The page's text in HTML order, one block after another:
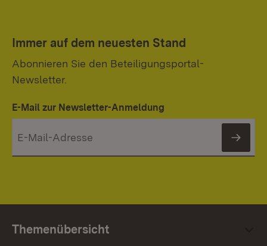
Immer auf dem neuesten Stand
Abonnieren Sie den Beteiligungsportal-
Newsletter.
E-Mail zur Newsletter-Anmeldung
Themenübersicht